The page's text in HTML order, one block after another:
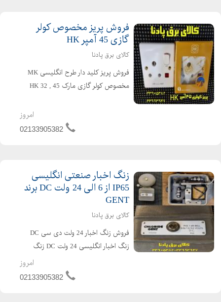
فروش پریز مخصوص کولر
گازی 45 آمپر HK
کالای برق پادنا
فروش پریز کلید دار طرح انگلیسی MK
مخصوص کولر گازی مارک HK 32 , 45
آمپر است و برای استفاده جهت کولر گازی
های ظرفیت بالا تا 45 آمپر تقویت شده
امروز
02133905382
زنگ اخبار صنعتی انگلیسی
IP65 از 6 الی 24 ولت DC برند
GENT
کالای برق پادنا
فروش زنگ اخبار 24 ولت دی سی DC
زنگ اخبار انگلیسی 24 ولت DC زنگ
CHLORIDE GENT CHLORIDE GENT
امروز
02133905382